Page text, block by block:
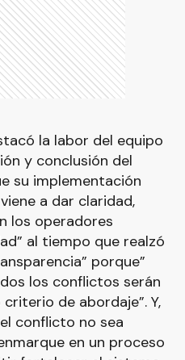
la labor del equipo
y conclusión del
su implementación
a dar claridad,
los operadores
al tiempo que realzó
porque”
los conflictos serán
de abordaje”. Y,
conflicto no sea
en un proceso